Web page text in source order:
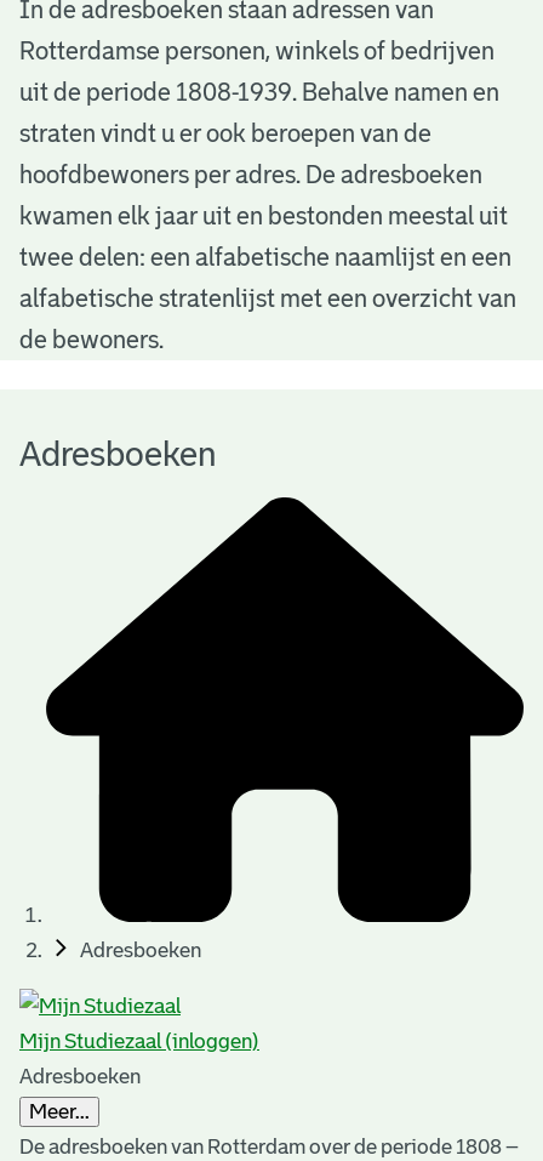
A
d
e
b
o
e
e
In de adresboeken staan adressen van
Rotterdamse personen, winkels of bedrijven
uit de periode 1808-1939. Behalve namen en
straten vindt u er ook beroepen van de
hoofdbewoners per adres. De adresboeken
kwamen elk jaar uit en bestonden meestal uit
twee delen: een alfabetische naamlijst en een
alfabetische stratenlijst met een overzicht van
de bewoners.
Adresboeken
Adresboeken
Mijn Studiezaal (inloggen)
Adresboeken
Meer...
De adresboeken van Rotterdam over de periode 1808 –